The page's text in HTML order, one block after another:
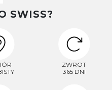
SWISS?
ZWROT
365 DNI